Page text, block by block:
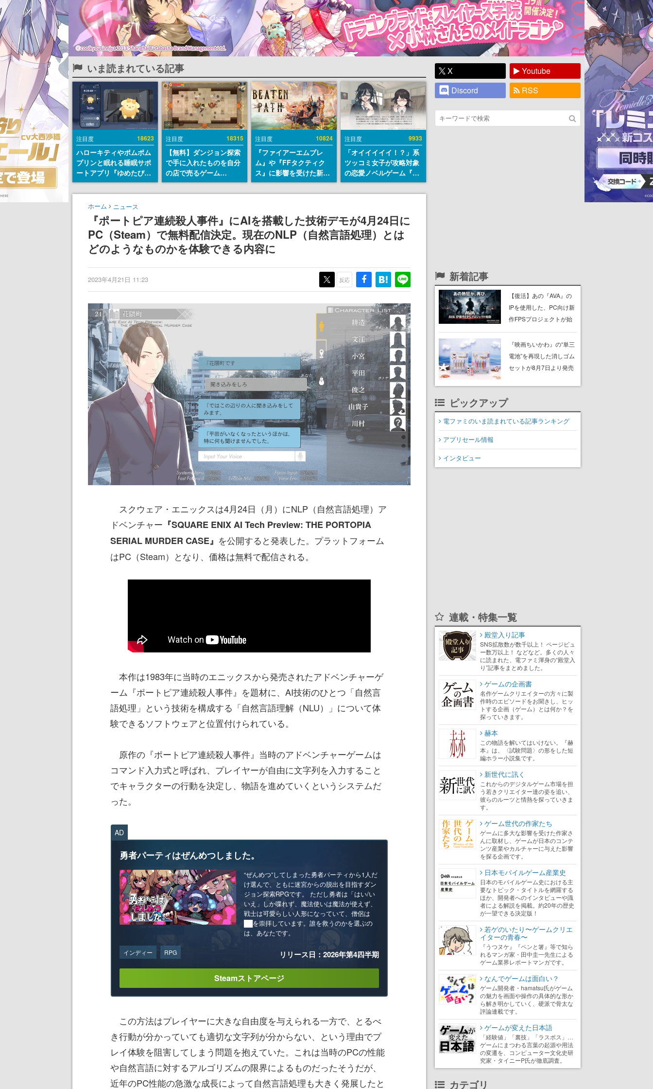
いま読まれている記事
注目度 18623
ハローキティやポムポム
プリンと眠れる睡眠サポ
ートアプリ『ゆめたび』
が配信中。キャラごとの
ASMRや目覚ましアラー
ムも搭載
注目度 18315
【無料】ダンジョン探索
で手に入れたものを自分
の店で売るゲーム
『Moonlighter』が
Steamにて無料配布中！
の9月2日正式リリースを
記念したキャンペーン
注目度 10824
『ファイアーエムブレ
ム』や『FFタクティク
ス』に影響を受けた新作
戦略RPG『Beaten
Path』2027年に発売
PS5、Xbox、Switch向
けにリリース予定
注目度 9933
「オイイイイイ！？」系
ツッコミ女子が攻略対象
の恋愛ノベルゲーム『美
術部カノジョ』Steamス
トアページが公開。「お
ー？＾＾」暗黒微笑の夢
女子や、萌え声不思議ち
ゃん女子と青春を謳歌
ホーム ニュース
『ポートピア連続殺人事件』にAIを搭載した技術デモが4月24日に
PC（Steam）で無料配信決定。現在のNLP（自然言語処理）とは
どのようなものかを体験できる内容に
2023年4月21日 11:23 反応
スクウェア・エニックスは4月24日（月）にNLP（自然言語処理）ア
ドベンチャー 『SQUARE ENIX AI Tech Preview: THE PORTOPIA
SERIAL MURDER CASE』 を公開すると発表した。プラットフォーム
はPC（Steam）となり、価格は無料で配信される。
本作は1983年に当時のエニックスから発売されたアドベンチャーゲ
ーム『ポートピア連続殺人事件』を題材に、AI技術のひとつ「自然言
語処理」という技術を構成する「自然言語理解（NLU）」について体
験できるソフトウェアと位置付けられている。
原作の『ポートピア連続殺人事件』当時のアドベンチャーゲームは
コマンド入力式と呼ばれ、プレイヤーが自由に文字列を入力すること
でキャラクターの行動を決定し、物語を進めていくというシステムだ
った。
AD
勇者パーティはぜんめつしました。
“ぜんめつ”してしまった勇者パーティから1人だ
け選んで、ともに迷宮からの脱出を目指すダン
ジョン探索RPGです。 ただし勇者は「はい/い
いえ」しか喋れず、魔法使いは魔法が使えず、
戦士は可愛らしい人形になっていて、僧侶は
██を崇拝しています。誰を救うのかを選ぶの
は、あなたです。
インディー RPG リリース日：2026年第4四半期
Steamストアページ
この方法はプレイヤーに大きな自由度を与えられる一方で、とるべ
き行動が分かっていても適切な文字列が分からない、という理由でプ
レイ体験を阻害してしまう問題を抱えていた。これは当時のPCの性能
や自然言語に対するアルゴリズムの限界によるものだったそうだが、
近年のPC性能の急激な成長によって自然言語処理も大きく発展したと
X
Youtube
Discord
RSS
新着記事
【復活】あの『AVA』の
IPを使用した、PC向け新
作FPSプロジェクトが始
動。続報は8月12日にテ
ィザーサイトで公開
『映画ちいかわ』の“単三
電池”を再現した消しゴム
セットが8月7日より発売
紹介
ピックアップ
電ファミのいま読まれている記事ランキング
アプリセール情報
インタビュー
連載・特集一覧
殿堂入り記事
SNS拡散数が数千以上！ ページビュ
ー数万以上！ などなど。多くの人々
に読まれた、電ファミ渾身の“殿堂入
り”記事をまとめました。
ゲームの企画書
名作ゲームクリエイターの方々に製
作時のエピソードをお聞きし、ヒッ
トする企画（ゲーム）とは何か？を
探っていきます。
赫本
この物語を解いてはいけない。『赫
本』は、〈試験問題〉の形をした短
編ホラー小説集です。
新世代に訊く
これからのデジタルゲーム市場を担
う若きクリエイター達の姿を追い、
彼らのルーツと情熱を探っていきま
す。
ゲーム世代の作家たち
ゲームに多大な影響を受けた作家さ
んに取材し、ゲームが日本のコンテ
ンツ産業やカルチャーに与えた影響
を探る企画です。
日本モバイルゲーム産業史
日本のモバイルゲーム史における主
要なトピック・タイトルを網羅する
ほか、開発者へのインタビューや識
者による解説を掲載。約20年の歴史
が一望できる決定版！
若ゲのいたり〜ゲームクリエ
イターの青春〜
『うつヌケ』『ペンと箸』等で知ら
れるマンガ家・田中圭一先生による
ゲーム業界レポートマンガです。
なんでゲームは面白い？
ゲーム開発者・hamatsu氏がゲーム
の魅力を画面や操作の具体的な形か
ら解き明かしていく、硬派で骨太な
評論連載です。
ゲームが変えた日本語
「経験値」「裏技」「ラスボス」…
ゲームにまつわる言葉の起源や用法
の変遷を、コンピューター文化史研
究家・タイニーP氏が徹底調査。
カテゴリ